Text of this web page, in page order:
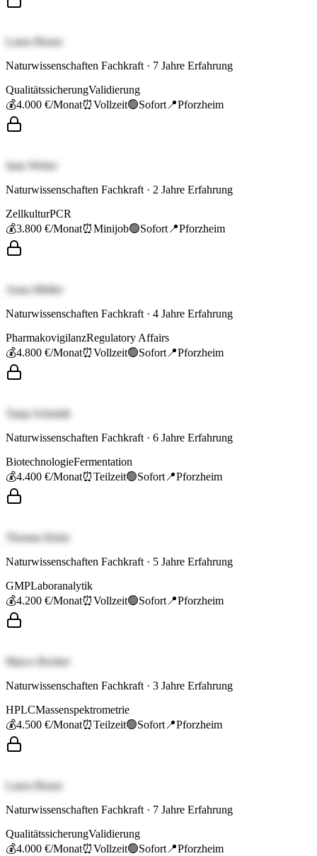
Laura Braun
Naturwissenschaften Fachkraft · 7 Jahre Erfahrung
QualitätssicherungValidierung
💰4.000 €/Monat⏰Vollzeit🟢Sofort 📍Pforzheim
Jana Weber
Naturwissenschaften Fachkraft · 2 Jahre Erfahrung
ZellkulturPCR
💰3.800 €/Monat⏰Minijob🟢Sofort 📍Pforzheim
Anna Müller
Naturwissenschaften Fachkraft · 4 Jahre Erfahrung
PharmakovigilanzRegulatory Affairs
💰4.800 €/Monat⏰Vollzeit🟢Sofort 📍Pforzheim
Tanja Schmidt
Naturwissenschaften Fachkraft · 6 Jahre Erfahrung
BiotechnologieFermentation
💰4.400 €/Monat⏰Teilzeit🟢Sofort 📍Pforzheim
Thomas Klein
Naturwissenschaften Fachkraft · 5 Jahre Erfahrung
GMPLaboranalytik
💰4.200 €/Monat⏰Vollzeit🟢Sofort 📍Pforzheim
Marco Richter
Naturwissenschaften Fachkraft · 3 Jahre Erfahrung
HPLCMassenspektrometrie
💰4.500 €/Monat⏰Teilzeit🟢Sofort 📍Pforzheim
Laura Braun
Naturwissenschaften Fachkraft · 7 Jahre Erfahrung
QualitätssicherungValidierung
💰4.000 €/Monat⏰Vollzeit🟢Sofort 📍Pforzheim